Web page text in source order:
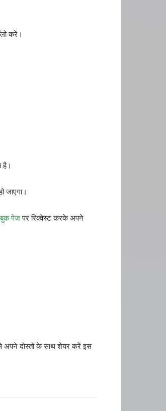
करें।
है।
जाएगा।
पेजपर रिक्वेस्ट करके अपने
अपने दोस्तों के साथ शेयर करें इस